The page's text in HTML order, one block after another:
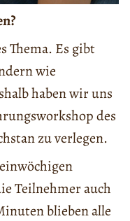
Thema. Es gibt
wie
haben wir uns
des
zu verlegen.
Teilnehmer auch
blieben alle